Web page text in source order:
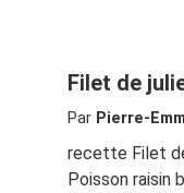
Filet de
Par Pierre-
recette Filet
Poisson raisin